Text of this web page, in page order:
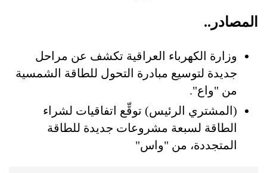
المصادر..
وزارة الكهرباء العراقية تكشف عن مراحل
جديدة لتوسيع مبادرة التحول للطاقة الشمسية
من "واع".
(المشتري الرئيس) توقِّع اتفاقيات لشراء
الطاقة لسبعة مشروعات جديدة للطاقة
المتجددة، من "واس"